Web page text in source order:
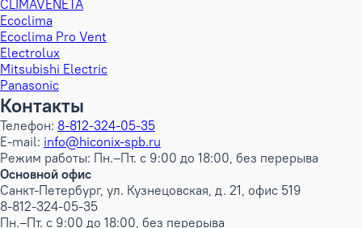
CLIMAVENETA
Ecoclima
Ecoclima Pro Vent
Electrolux
Mitsubishi Electric
Panasonic
Контакты
Телефон: 8-812-324-05-35
E-mail: info@hiconix-spb.ru
Режим работы: Пн.–Пт. с 9:00 до 18:00, без перерыва
Основной офис
Санкт-Петербург, ул. Кузнецовская, д. 21, офис 519
8-812-324-05-35
Пн.–Пт. с 9:00 до 18:00, без перерыва